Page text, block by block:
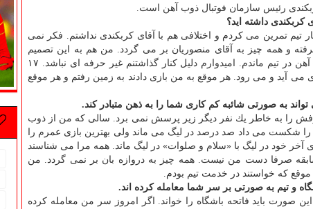
رئیس سازمان فوتبال ذوب آهن است.
داشته اید؟
تیم تمرین می كردم و اختلافی هم با آقای كربكندی نداشتم. فكر نمی
و همه چیز به آقای منصوریان بر می گردد. من هم به این تصمیم
احترام می گذارم. ابتدای این فصل چند پیشنهاد داشتم كه به خاطر ذوب آهن در تیم ماندم. امیدوارم دلیل كنار گذاشتنم غیر حرفه ای نباشد. ۱۷
آید و می رود. هر موقع به من بازی دادند به زمین رفتم و هر موقع
به صورتی شائبه كم كاری شما را به ذهن متبادر كند.
را به خاطر یك نفر دیگر زیر پرسش نمی برد. سالی كه من از ذوب
را شكست می داد صد درصد در لیگ می ماند ولی بهترین بازی عمرم را
آخر خود در لیگ با «سلام و صلوات» در لیگ ماند. همه مرا می شناسند
صرفا دست من نیست. همه چیز به دروازه بان بر نمی گردد. من
موقع كه خواستند در خدمت تیم بودم.
و تیم به صورتی بر سر شما معامله كرده اند.
صورت باید فاتحه باشگاه را خواند. اگر امروز سر من معامله كرده